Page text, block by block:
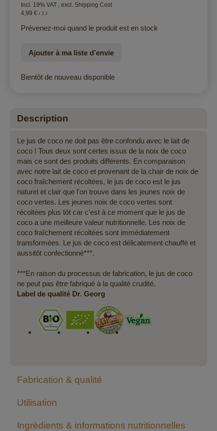
Incl. 19% VAT , excl. Shipping Cost
4,99 €/ 1 l
Prévenez-moi quand le produit est en stock
Ajouter à ma liste d’envie
Bientôt de nouveau disponible
Description
Le jus de coco ne doit pas être confondu avec le lait de
coco ! Tous deux sont certes issus de la noix de coco
mais ce sont des produits différents. En comparaison
avec notre lait de coco et provenant de la chair de noix de
coco fraîchement récoltées, le jus de coco est le jus
naturel et clair que l'on trouve dans les jeunes noix de
coco vertes. Les jeunes noix de coco vertes sont
récoltées plus tôt car c'est à ce moment que le jus de
coco a une meilleure valeur nutritionnelle. Les noix de
coco fraîchement récoltées sont immédiatement
transformées. Le jus de coco est délicatement chauffé et
aussitôt confectionné***.
***En raison du processus de fabrication, le jus de coco
ne peut pas être fabriqué à la qualité crudité.
Label de qualité Dr. Georg
Fabrication & qualité
Utilisation
Ingrédients & informations nutritionnelles